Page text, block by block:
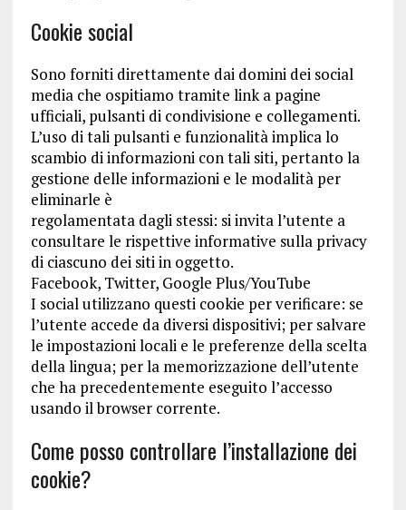
Cookie social
Sono forniti direttamente dai domini dei social
media che ospitiamo tramite link a pagine
ufficiali, pulsanti di condivisione e collegamenti.
L’uso di tali pulsanti e funzionalità implica lo
scambio di informazioni con tali siti, pertanto la
gestione delle informazioni e le modalità per
eliminarle è
regolamentata dagli stessi: si invita l’utente a
consultare le rispettive informative sulla privacy
di ciascuno dei siti in oggetto.
Facebook, Twitter, Google Plus/YouTube
I social utilizzano questi cookie per verificare: se
l’utente accede da diversi dispositivi; per salvare
le impostazioni locali e le preferenze della scelta
della lingua; per la memorizzazione dell’utente
che ha precedentemente eseguito l’accesso
usando il browser corrente.
Come posso controllare l’installazione dei
cookie?